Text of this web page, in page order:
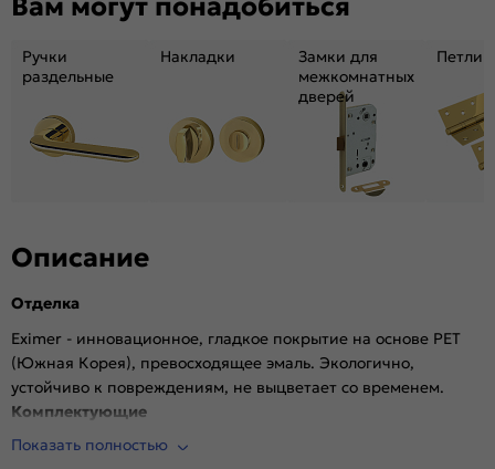
Вес, кг:
Тип коробки:
INVISIBLE
Алюминиевая черная матовая
Поверхность:
Гладкая, матовая
Возможность покраски:
Нет
Степень влагостойкости:
Фрезеровка под замок:
Фрезеровка под петли:
Да (3 скрытые петли AGB)
Износостойкость:
Пропускает свет:
Подходит под двухстворчатый проём:
Гарантия (лет):
Ручки
раздельные
Накладки
Замки для
межкомнатных
дверей
Петли
Описание
Отделка
Eximer - инновационное, гладкое покрытие на основе PET
(Южная Корея), превосходящее эмаль. Экологично,
устойчиво к повреждениям, не выцветает со временем.
Комплектующие
Врезана магнитная защелка AGB, выполнена фрезеровка
Показать полностью